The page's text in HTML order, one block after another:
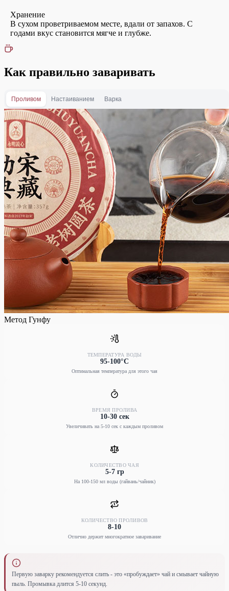
Хранение
В сухом проветриваемом месте, вдали от запахов. С
годами вкус становится мягче и глубже.
Как правильно заваривать
Проливом Настаиванием Варка
Метод Гунфу
ТЕМПЕРАТУРА ВОДЫ
95-100°C
Оптимальная температура для этого чая
ВРЕМЯ ПРОЛИВА
10-30 сек
Увеличивать на 5-10 сек с каждым проливом
КОЛИЧЕСТВО ЧАЯ
5-7 гр
На 100-150 мл воды (гайвань/чайник)
КОЛИЧЕСТВО ПРОЛИВОВ
8-10
Отлично держит многократное заваривание
Первую заварку рекомендуется слить - это «пробуждает» чай и смывает чайную
пыль. Промывка длится 5-10 секунд.